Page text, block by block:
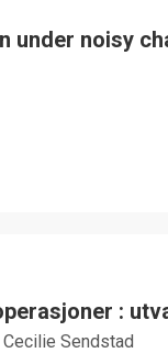
under noisy
:
Sendstad